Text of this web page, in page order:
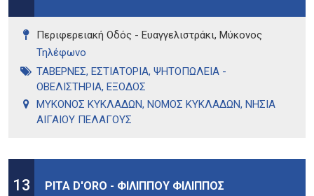
Περιφερειακή Οδός - Ευαγγελιστράκι, Μύκονος
Τηλέφωνo
ΤΑΒΕΡΝΕΣ, ΕΣΤΙΑΤΟΡΙΑ, ΨΗΤΟΠΩΛΕΙΑ -
ΟΒΕΛΙΣΤΗΡΙΑ, ΕΞΟΔΟΣ
ΜΥΚΟΝΟΣ ΚΥΚΛΑΔΩΝ, ΝΟΜΟΣ ΚΥΚΛΑΔΩΝ, ΝΗΣΙΑ
ΑΙΓΑΙΟΥ ΠΕΛΑΓΟΥΣ
13 PITA D'ORO - ΦΙΛΙΠΠΟΥ ΦΙΛΙΠΠΟΣ